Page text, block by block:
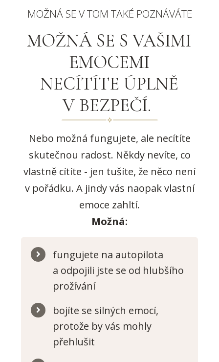
MOŽNÁ SE V TOM TAKÉ POZNÁVÁTE
MOŽNÁ SE S VAŠIMI
EMOCEMI
NECÍTÍTE ÚPLNĚ
V BEZPEČÍ.
Nebo možná fungujete, ale necítíte
skutečnou radost. Někdy nevíte, co
vlastně cítíte - jen tušíte, že něco není
v pořádku. A jindy vás naopak vlastní
emoce zahltí.
Možná:
fungujete na autopilota
a odpojili jste se od hlubšího
prožívání
bojíte se silných emocí,
protože by vás mohly
přehlušit